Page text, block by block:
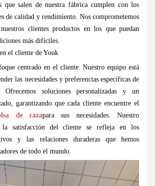
que salen de nuestra fábrica cumplen con los
de calidad y rendimiento. Nos comprometemos
clientes productos en los que puedan
más difíciles.
el cliente de Youk
centrado en el cliente. Nuestro equipo está
las necesidades y preferencias específicas de
Ofrecemos soluciones personalizadas y un
garantizando que cada cliente encuentre el
de cazapara sus necesidades. Nuestro
la satisfacción del cliente se refleja en los
y las relaciones duraderas que hemos
de todo el mundo.